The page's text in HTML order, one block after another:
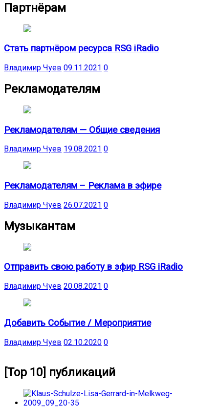
Партнёрам
Стать партнёром ресурса RSG iRadio
Владимир Чуев 09.11.2021 0
Рекламодателям
Рекламодателям — Общие сведения
Владимир Чуев 19.08.2021 0
Рекламодателям – Реклама в эфире
Владимир Чуев 26.07.2021 0
Музыкантам
Отправить свою работу в эфир RSG iRadio
Владимир Чуев 20.08.2021 0
Добавить Событие / Мероприятие
Владимир Чуев 02.10.2020 0
[Top 10] публикаций